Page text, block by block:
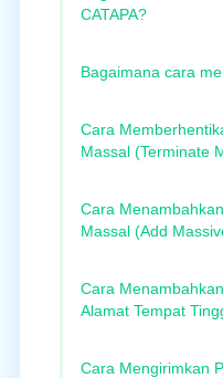
CATAPA?
Bagaimana cara
Cara
Massal (Terminate
Cara
Massal (Add
Cara
Alamat Tempat
Cara Mengirimkan